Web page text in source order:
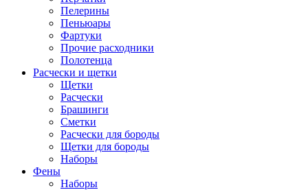
Пелерины
Пеньюары
Фартуки
Прочие расходники
Полотенца
Расчески и щетки
Щетки
Расчески
Брашинги
Сметки
Расчески для бороды
Щетки для бороды
Наборы
Фены
Наборы